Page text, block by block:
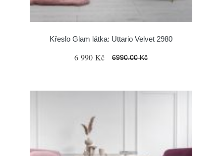
Křeslo Glam látka: Uttario Velvet 2980
6 990 Kč 6990.00 Kč